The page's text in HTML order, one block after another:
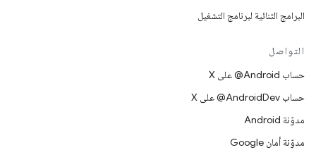
البرامج الثنائية لبرنامج التشغيل
التواصل
حساب ‎@Android على X
حساب ‎@AndroidDev على X
مدوّنة Android
مدوّنة أمان Google